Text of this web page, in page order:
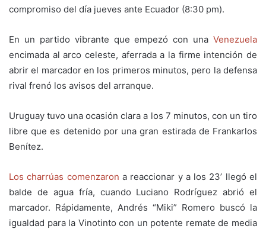
compromiso del día jueves ante Ecuador (8:30 pm).
En un partido vibrante que empezó con una Venezuela
encimada al arco celeste, aferrada a la firme intención de
abrir el marcador en los primeros minutos, pero la defensa
rival frenó los avisos del arranque.
Uruguay tuvo una ocasión clara a los 7 minutos, con un tiro
libre que es detenido por una gran estirada de Frankarlos
Benítez.
Los charrúas comenzaron a reaccionar y a los 23’ llegó el
balde de agua fría, cuando Luciano Rodríguez abrió el
marcador. Rápidamente, Andrés “Miki” Romero buscó la
igualdad para la Vinotinto con un potente remate de media